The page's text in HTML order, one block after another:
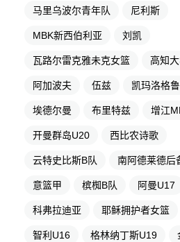
马里乌波尔青年队 尼利斯
MBK新西伯利亚 刘凯
瓦路尔雷克雅未克女篮 高知
阿加波夫 伍兹 凯玛洛格鲁
埃德尔曼 布里特兹 增江
开曼群岛U20 西比农诗歌
云特史比斯B队 南阿德莱德后
意篮甲 槟椥B队 阿曼U17
科弗拉迪亚 耶稣拥护者女篮
智利U16 格林纳丁斯U19